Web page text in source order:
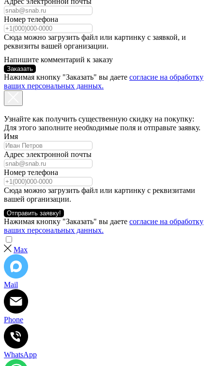
Номер телефона
Сюда можно загрузить файл или картинку с заявкой, и
реквизиты вашей организации.
Напишите комментарий к заказу
Заказать
Нажимая кнопку "Заказать" вы даете согласие на обработку
ваших персональных данных.
Узнайте как получить существенную скидку на покупку:
Для этого заполните необходимые поля и отправьте заявку.
Имя
Адрес электронной почты
Номер телефона
Сюда можно загрузить файл или картинку с реквизитами
вашей организации.
Отправить заявку!
Нажимая кнопку "Заказать" вы даете согласие на обработку
ваших персональных данных.
Max
Mail
Phone
WhatsApp